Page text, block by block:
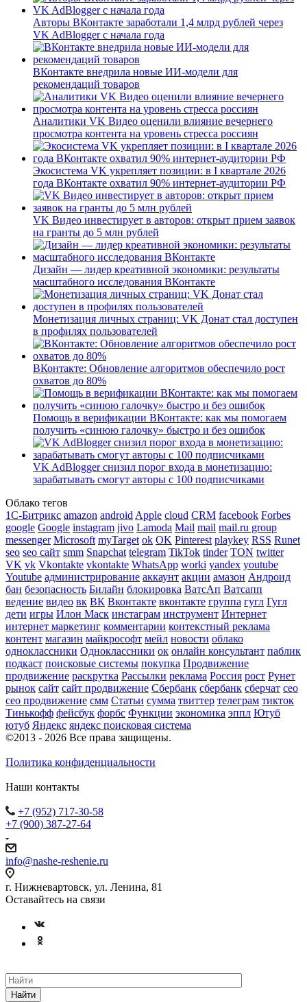
Авторы ВКонтакте заработали 1,4 млрд рублей через
VK AdBlogger с начала года
ВКонтакте внедрила новые ИИ-модели для
рекомендаций товаров
Аналитики VK Видео оценили влияние вечернего
просмотра контента на уровень стресса россиян
Экосистема VK укрепляет позиции: в I квартале 2026
года ВКонтакте охватил 90% интернет-аудитории РФ
VK Видео инвестирует в авторов: открыт прием заявок
на гранты до 5 млн рублей
Дизайн — лидер креативной экономики: результаты
масштабного исследования ВКонтакте
Монетизация личных страниц: VK Донат стал доступен
в профилях пользователей
ВКонтакте: Обновление алгоритмов обеспечило рост
охватов до 80%
Помощь в верификации ВКонтакте: как мы помогаем
получить «синюю галочку» быстро и без ошибок
VK AdBlogger снизил порог входа в монетизацию:
зарабатывать смогут авторы с 100 подписчиками
Облако тегов
1С-Битрикс amazon android Apple cloud CRM facebook Forbes
google Google instagram jivo Lamoda Mail mail mail.ru group
messenger Microsoft myTarget ok OK Pinterest playkey RSS Runet
seo seo сайт smm Snapchat telegram TikTok tinder TON twitter
VK vk Vkontakte vkontakte WhatsApp worki yandex youtube
Youtube администрирование аккаунт акции амазон Андроид
бан безопасность Билайн блокировка ВатсАп Ватсапп
ведение видео вк ВК Вконтакте вконтакте группа гугл Гугл
дети игры Илон Маск инстаграм инструмент Интернет
интернет маркетинг комментарии контекстный реклама
контент магазин майкрософт мейл новости облако
одноклассники Одноклассники ок онлайн консультант паблик
подкаст поисковые системы покупка Продвижение
продвижение раскрутка Рассылки реклама Россия рост Рунет
рынок сайт сайт продвижение Сбербанк сбербанк сберчат сео
сео продвижение смм Статьи сумма твиттер телеграм тикток
Тинькофф фейсбук форбс Функции экономика эппл Ютуб
ютуб Яндекс яндекс поисковая система
©2013 - 2026 Все права защищены.
Политика конфиденциальности
Наши контакты
+7 (952) 717-30-58
+7 (900) 387-27-64
info@nashe-reshenie.ru
г. Нижневартовск, ул. Ленина, 81
Оставайтесь на связи
Найти